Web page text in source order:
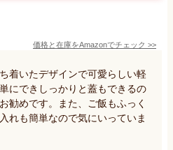
価格と在庫をAmazonでチェック >>
着いたデザインで可愛らしい軽
にできしっかりと蓋もできるの
勧めです。また、ご飯もふっく
れも簡単なので気にいっていま